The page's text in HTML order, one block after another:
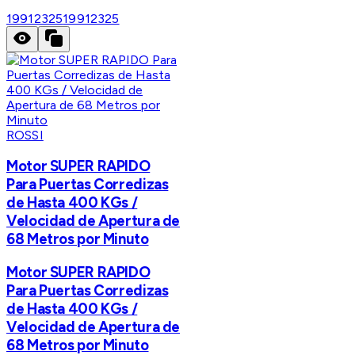
1991232519912325
ROSSI
Motor SUPER RAPIDO
Para Puertas Corredizas
de Hasta 400 KGs /
Velocidad de Apertura de
68 Metros por Minuto
Motor SUPER RAPIDO
Para Puertas Corredizas
de Hasta 400 KGs /
Velocidad de Apertura de
68 Metros por Minuto